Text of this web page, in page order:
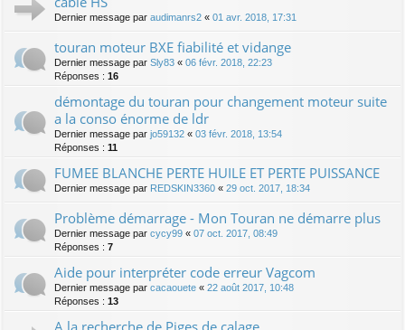
Dernier message par audimanrs2 « 01 avr. 2018, 17:31
touran moteur BXE fiabilité et vidange
Dernier message par Sly83 « 06 févr. 2018, 22:23
Réponses : 16
démontage du touran pour changement moteur suite
a la conso énorme de ldr
Dernier message par jo59132 « 03 févr. 2018, 13:54
Réponses : 11
FUMEE BLANCHE PERTE HUILE ET PERTE PUISSANCE
Dernier message par REDSKIN3360 « 29 oct. 2017, 18:34
Problème démarrage - Mon Touran ne démarre plus
Dernier message par cycy99 « 07 oct. 2017, 08:49
Réponses : 7
Aide pour interpréter code erreur Vagcom
Dernier message par cacaouete « 22 août 2017, 10:48
Réponses : 13